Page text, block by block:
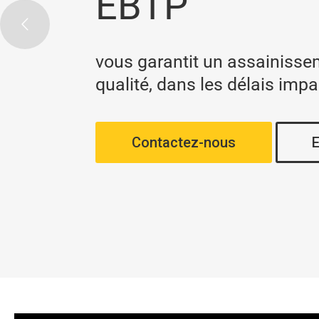
vous garantit un
qualité, dans les délais
Contactez-nous